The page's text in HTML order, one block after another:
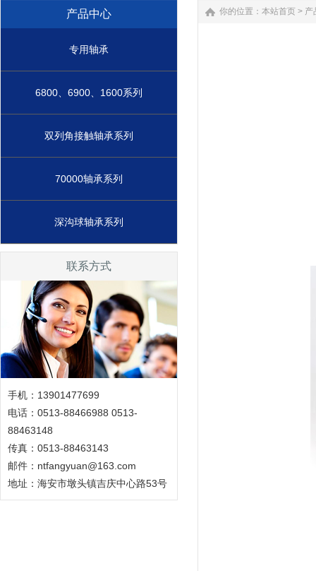
产品中心
专用轴承
6800、6900、1600系列
双列角接触轴承系列
70000轴承系列
深沟球轴承系列
联系方式
手机：13901477699
电话：0513-88466988 0513-
88463148
传真：0513-88463143
邮件：ntfangyuan@163.com
地址：海安市墩头镇吉庆中心路53号
你的位置： 本站首页 > 产